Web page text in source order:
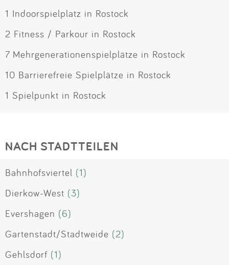
1 Indoorspielplatz in Rostock
2 Fitness / Parkour in Rostock
7 Mehrgenerationenspielplätze in Rostock
10 Barrierefreie Spielplätze in Rostock
1 Spielpunkt in Rostock
NACH STADTTEILEN
Bahnhofsviertel (1)
Dierkow-West (3)
Evershagen (6)
Gartenstadt/Stadtweide (2)
Gehlsdorf (1)